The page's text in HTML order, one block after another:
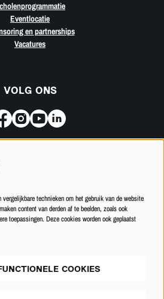
Eventlocatie
en partnerships
Vacatures
VOLG ONS
aan voor de nieuwsbrief
INSCHRIJVEN
technieken om het gebruik van de website
content van derden af te beelden, zoals ook
toepassingen. Deze cookies worden ook geplaatst
COOKIES